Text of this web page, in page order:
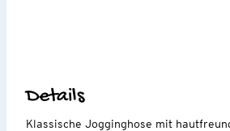
Details
Klassische Jogginghose mit